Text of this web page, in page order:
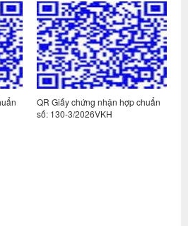
QR Giấy chứng nhận hợp chuẩn
số: 130-3/2026VKH